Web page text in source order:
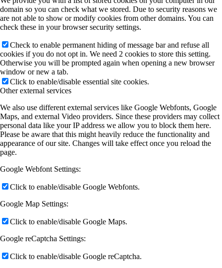
domain so you can check what we stored. Due to security reasons we
are not able to show or modify cookies from other domains. You can
check these in your browser security settings.
Check to enable permanent hiding of message bar and refuse all
cookies if you do not opt in. We need 2 cookies to store this setting.
Otherwise you will be prompted again when opening a new browser
window or new a tab.
Click to enable/disable essential site cookies.
Other external services
We also use different external services like Google Webfonts, Google
Maps, and external Video providers. Since these providers may collect
personal data like your IP address we allow you to block them here.
Please be aware that this might heavily reduce the functionality and
appearance of our site. Changes will take effect once you reload the
page.
Google Webfont Settings:
Click to enable/disable Google Webfonts.
Google Map Settings:
Click to enable/disable Google Maps.
Google reCaptcha Settings:
Click to enable/disable Google reCaptcha.